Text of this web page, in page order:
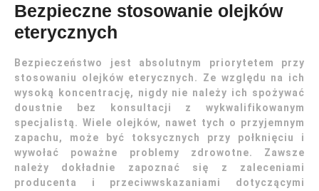
Bezpieczne stosowanie olejków
eterycznych
Bezpieczeństwo jest absolutnym priorytetem przy
stosowaniu olejków eterycznych. Ze względu na ich
wysoką koncentrację, nigdy nie należy ich spożywać
doustnie bez konsultacji z wykwalifikowanym
specjalistą. Wiele olejków, nawet tych o przyjemnym
zapachu, może być toksycznych przy połknięciu i
wywołać poważne problemy zdrowotne. Zawsze
należy dokładnie zapoznać się z zaleceniami
producenta i przeciwwskazaniami dotyczącymi